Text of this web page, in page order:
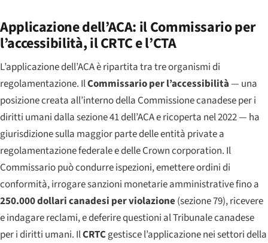
Applicazione dell’ACA: il Commissario per
l’accessibilità, il CRTC e l’CTA
L’applicazione dell’ACA è ripartita tra tre organismi di
regolamentazione. IlCommissario per l’accessibilità— una
posizione creata all’interno della Commissione canadese per i
diritti umani dalla sezione 41 dell’ACA e ricoperta nel 2022 — ha
giurisdizione sulla maggior parte delle entità private a
regolamentazione federale e delle Crown corporation. Il
Commissario può condurre ispezioni, emettere ordini di
conformità, irrogare sanzioni monetarie amministrative fino a
250.000 dollari canadesi per violazione(sezione 79), ricevere
e indagare reclami, e deferire questioni al Tribunale canadese
per i diritti umani. IlCRTCgestisce l’applicazione nei settori della